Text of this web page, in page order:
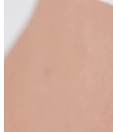
Poodinis